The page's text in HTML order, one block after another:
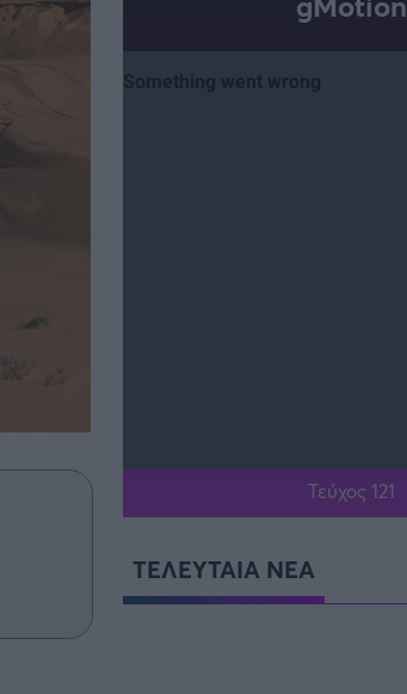
Τεύχος 121
ΤΕΛΕΥΤΑΙΑ ΝΕΑ